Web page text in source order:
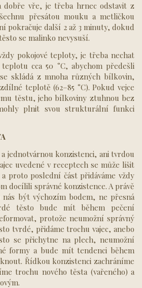
dobře vře, je třeba hrnec odstavit z
přesátou mouku a metličkou
pokračuje další 2 až 3 minuty, dokud
se malinko nevysuší.
pokojové teploty, je třeba nechat
cca 50 °C, abychom předešli
se skládá z mnoha různých bílkovin,
teplotě (62–85 °C). Pokud vejce
těstu, jeho bílkoviny ztuhnou bez
plnit svou strukturální funkci
jednotvárnou konzistenci, ani tvrdou
uvedené v receptech se může lišit
proto poslední část přidáváme vždy
docílili správné konzistence. A právě
být výchozím bodem, ne přesná
těsto bude mít během pečení
protože neumožní správný
tvrdé, přidáme trochu vajec, anebo
se přichytne na plech, neumožní
formy a bude mít tendenci během
Řídkou konzistenci zachráníme
trochu nového těsta (vařeného) a